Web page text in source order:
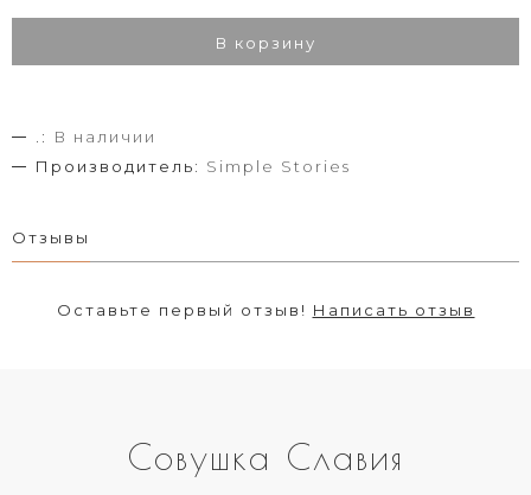
В корзину
.:
В наличии
Производитель: Simple Stories
Отзывы
Оставьте первый отзыв! Написать отзыв
Совушка Славия